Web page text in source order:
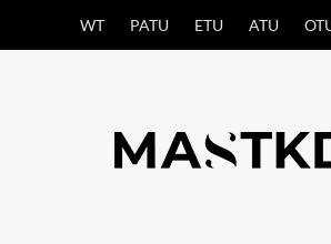
WT PATU ETU ATU